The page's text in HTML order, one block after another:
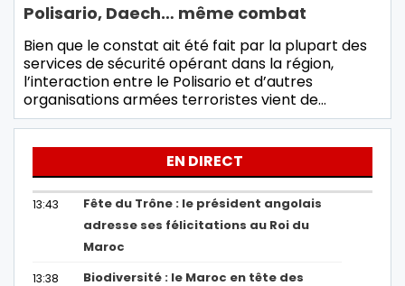
Polisario, Daech… même combat
Bien que le constat ait été fait par la plupart des
services de sécurité opérant dans la région,
l’interaction entre le Polisario et d’autres
organisations armées terroristes vient de…
EN DIRECT
13:43
Fête du Trône : le président angolais
adresse ses félicitations au Roi du
Maroc
13:38
Biodiversité : le Maroc en tête des